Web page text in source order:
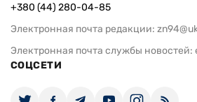
+380 (44) 280-04-85
Электронная почта редакции:
Электронная почта службы новостей:
СОЦСЕТИ